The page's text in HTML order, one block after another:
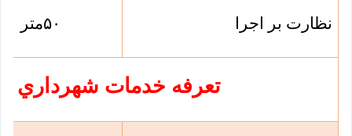
نظارت بر اجرا ۵۰متر
تعرفه خدمات شهرداري